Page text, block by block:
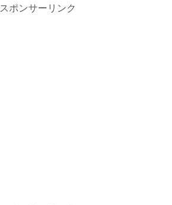
スポンサーリンク